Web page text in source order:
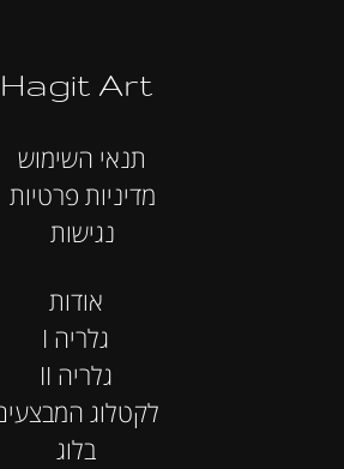
Hagit Art
אודות
I גלריה
II גלריה
לקטלוג
בלוג
תנאי השימוש
מדיניות פרטיות
נגישות